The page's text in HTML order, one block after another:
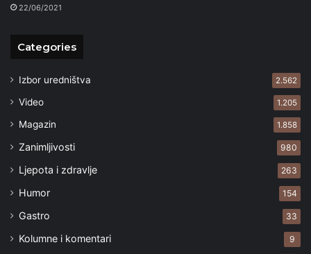
22/06/2021
Categories
Izbor uredništva 2.562
Video 1.205
Magazin 1.858
Zanimljivosti 980
Ljepota i zdravlje 263
Humor 154
Gastro 33
Kolumne i komentari 9